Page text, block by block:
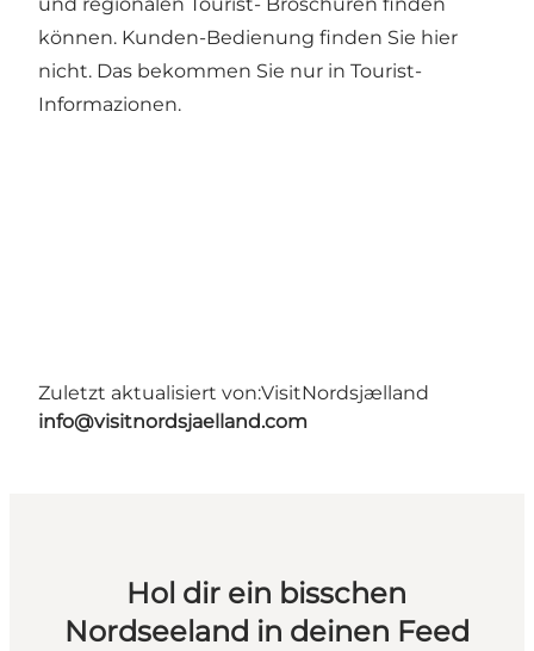
und regionalen Tourist- Broschüren finden
können. Kunden-Bedienung finden Sie hier
nicht. Das bekommen Sie nur in Tourist-
Informazionen.
Zuletzt aktualisiert von:VisitNordsjælland
info@visitnordsjaelland.com
Hol dir ein bisschen
Nordseeland in deinen Feed